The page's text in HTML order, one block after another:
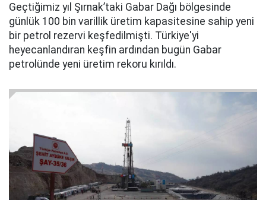
Geçtiğimiz yıl Şırnak’taki Gabar Dağı bölgesinde
günlük 100 bin varillik üretim kapasitesine sahip yeni
bir petrol rezervi keşfedilmişti. Türkiye'yi
heyecanlandıran keşfin ardından bugün Gabar
petrolünde yeni üretim rekoru kırıldı.